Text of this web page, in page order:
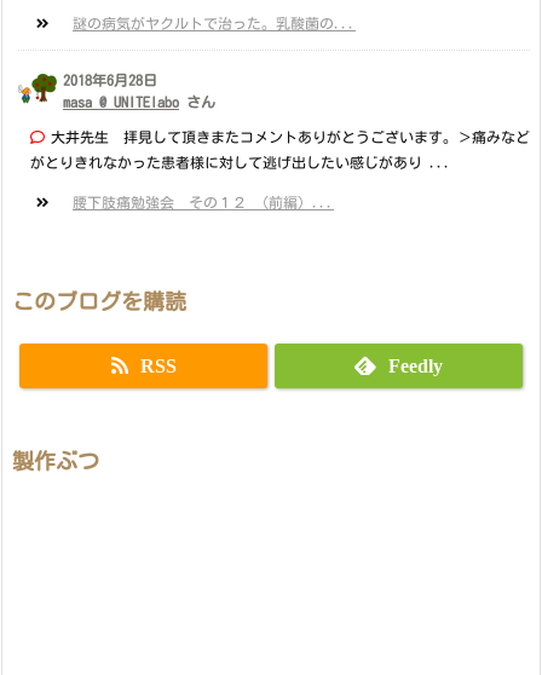
謎の病気がヤクルトで治った。乳酸菌の...
2018年6月28日
masa @ UNITElabo さん
大井先生 拝見して頂きまたコメントありがとうございます。＞痛みなど
がとりきれなかった患者様に対して逃げ出したい感じがあり ...
腰下肢痛勉強会 その１２ （前編）...
このブログを購読
RSS Feedly
製作ぶつ